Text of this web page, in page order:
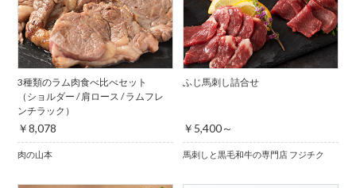
3種類のラム肉食べ比べセット
（ショルダー / 肩ロース / ラムフレ
ンチラック）
￥8,078
肉の山本
ふじ馬刺し詰合せ
￥5,400～
馬刺しと黒毛和牛の専門店 フジチク